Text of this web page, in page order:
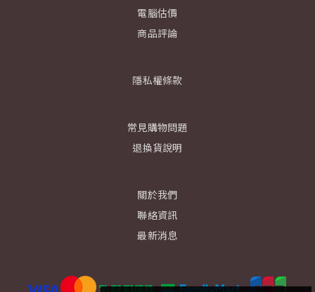
電腦估價
商品評論
隱私權條款
常見購物問題
退換貨說明
關於我們
聯絡資訊
最新消息